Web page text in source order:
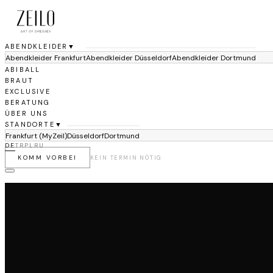
ABENDKLEIDER ▼
Abendkleider FrankfurtAbendkleider DüsseldorfAbendkleider Dortmund
ABIBALL
BRAUT
EXCLUSIVE
BERATUNG
ÜBER UNS
STANDORTE ▼
Frankfurt (MyZeil)DüsseldorfDortmund
DETRPLRU
KOMM VORBEI
KEIN TERMIN NÖTIG